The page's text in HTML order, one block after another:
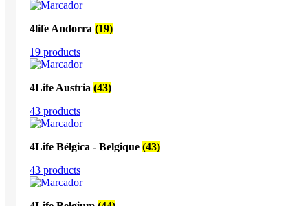
4life Andorra (19)
19 products
4Life Austria (43)
43 products
4Life Bélgica - Belgique (43)
43 products